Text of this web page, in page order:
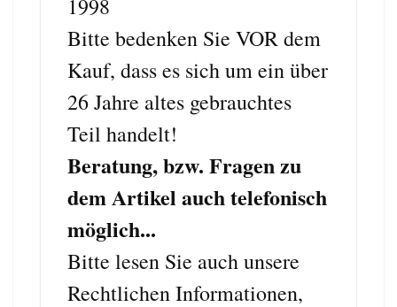
1998
Bitte bedenken Sie VOR dem
Kauf, dass es sich um ein über
26 Jahre altes gebrauchtes
Teil handelt!
Beratung, bzw. Fragen zu
dem Artikel auch telefonisch
möglich...
Bitte lesen Sie auch unsere
Rechtlichen Informationen,